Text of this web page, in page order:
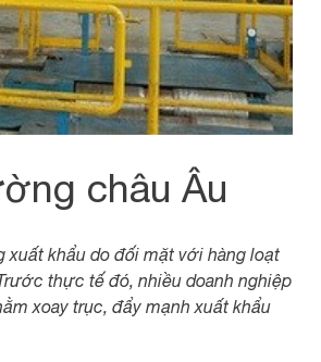
châu Âu
khẩu do đối mặt với hàng loạt
thực tế đó, nhiều doanh nghiệp
xoay trục, đẩy mạnh xuất khẩu